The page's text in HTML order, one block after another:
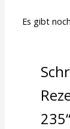
Es gibt
235“